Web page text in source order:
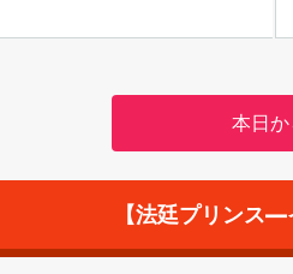
本日
【法廷プリンス